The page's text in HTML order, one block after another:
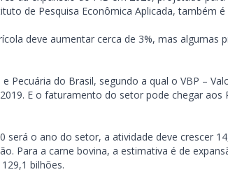
de Pesquisa Econômica Aplicada, também é
deve aumentar cerca de 3%, mas algumas
Pecuária do Brasil, segundo a qual o VBP –
E o faturamento do setor pode chegar aos
o ano do setor, a atividade deve crescer
Para a carne bovina, a estimativa é de
bilhões.